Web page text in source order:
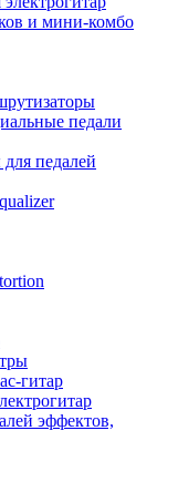
и мини-комбо
педали
педалей
гитар
эффектов,